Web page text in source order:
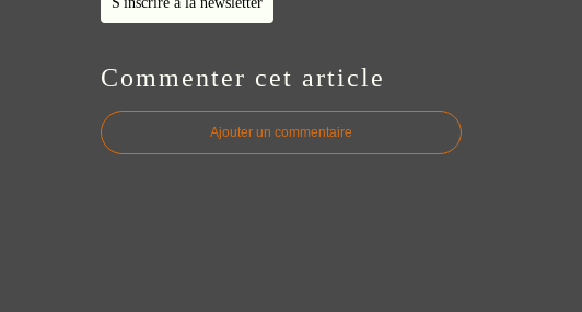
Commenter cet article
Ajouter un commentaire